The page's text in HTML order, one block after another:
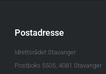
Postadresse
Idrettsrådet Stavanger
Postboks 5505, 4081 Stavanger